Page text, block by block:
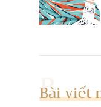
Bài viết